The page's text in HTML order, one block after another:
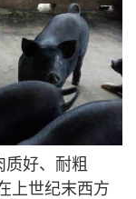
好、耐粗
上世纪末西方